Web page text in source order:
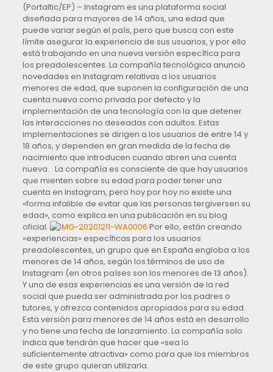
(Portaltic/EP) – Instagram es una plataforma social
diseñada para mayores de 14 años, una edad que
puede variar según el país, pero que busca con este
límite asegurar la experiencia de sus usuarios, y por ello
está trabajando en una nueva versión específica para
los preadolescentes. La compañía tecnológica anunció
novedades en Instagram relativas a los usuarios
menores de edad, que suponen la configuración de una
cuenta nueva como privada por defecto y la
implementación de una tecnología con la que detener
las interacciones no deseadas con adultos. Estas
implementaciones se dirigen a los usuarios de entre 14 y
18 años, y dependen en gran medida de la fecha de
nacimiento que introducen cuando abren una cuenta
nueva. La compañía es consciente de que hay usuarios
que mienten sobre su edad para poder tener una
cuenta en Instagram, pero hoy por hoy no existe una
«forma infalible de evitar que las personas tergiversen su
edad», como explica en una publicación en su blog
oficial.
Por ello, están creando
«experiencias» específicas para los usuarios
preadolescentes, un grupo que en España engloba a los
menores de 14 años, según los términos de uso de
Instagram (en otros países son los menores de 13 años).
Y una de esas experiencias es una versión de la red
social que pueda ser administrada por los padres o
tutores, y ofrezca contenidos apropiados para su edad.
Esta versión para menores de 14 años está en desarrollo
y no tiene una fecha de lanzamiento. La compañía solo
indica que tendrán que hacer que «sea lo
suficientemente atractiva» como para que los miembros
de este grupo quieran utilizarla.